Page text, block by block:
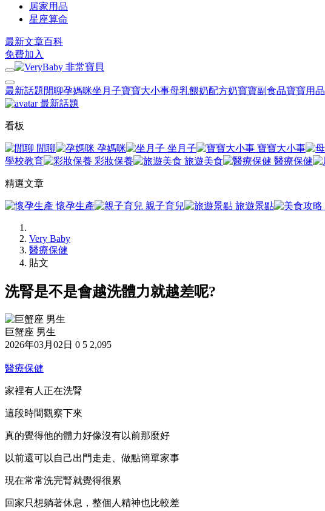
居家用品
星座算命
最新文章百科
免費加入
最新話題 閒聊孕媽咪坐月子寶寶大小事母乳餵奶配方奶寶寶副食品寶寶用品
最新話題
看板
閒聊 孕媽咪 坐月子 寶寶大小事
學校教育
彩妝保養 旅遊美食 醫療保健
精選文章
懷孕生產 親子育兒 旅遊景點
Very Baby
醫療保健
貼文
洗腎是不是會越洗體力就越差呢?
巨蟹座 男生
2026年03月02日 0 5 2,095
醫療保健
家裡有人正在洗腎
這段時間觀察下來
真的覺得他的體力好像沒有以前那麼好
以前還可以自己出門走走、做點簡單家事
現在常常洗完腎就覺得很累
回家只想躺著休息，整個人精神也比較差